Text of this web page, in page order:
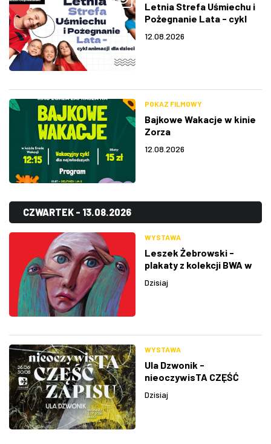
Letnia Strefa Uśmiechu i
Pożegnanie Lata - cykl
12.08.2026
POKAZ FILMOWY
Bajkowe Wakacje w kinie
Zorza
12.08.2026
CZWARTEK - 13.08.2026
WYSTAWA
Leszek Żebrowski -
plakaty z kolekcji BWA w
Dzisiaj
WYSTAWA
Ula Dzwonik -
nieoczywisTA CZĘŚĆ
Dzisiaj